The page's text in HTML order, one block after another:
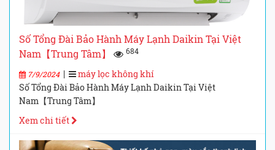
Số Tổng Đài Bảo Hành Máy Lạnh Daikin Tại Việt
Nam【Trung Tâm】
684
7/9/2024|
máy lọc không khí
Số Tổng Đài Bảo Hành Máy Lạnh Daikin Tại Việt
Nam【Trung Tâm】
Xem chi tiết